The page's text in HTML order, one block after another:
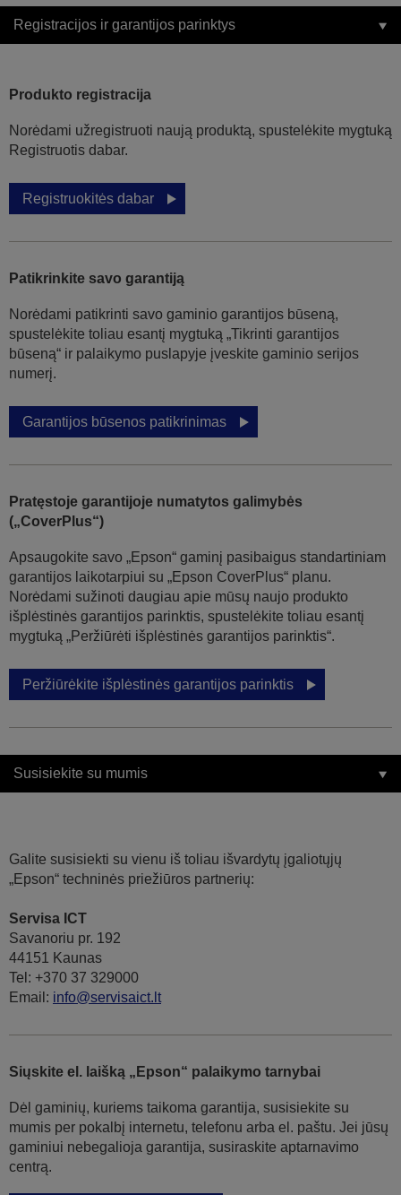
Registracijos ir garantijos parinktys
Produkto registracija
Norėdami užregistruoti naują produktą, spustelėkite mygtuką
Registruotis dabar.
Registruokitės dabar
Patikrinkite savo garantiją
Norėdami patikrinti savo gaminio garantijos būseną,
spustelėkite toliau esantį mygtuką „Tikrinti garantijos
būseną“ ir palaikymo puslapyje įveskite gaminio serijos
numerį.
Garantijos būsenos patikrinimas
Pratęstoje garantijoje numatytos galimybės
(„CoverPlus“)
Apsaugokite savo „Epson“ gaminį pasibaigus standartiniam
garantijos laikotarpiui su „Epson CoverPlus“ planu.
Norėdami sužinoti daugiau apie mūsų naujo produkto
išplėstinės garantijos parinktis, spustelėkite toliau esantį
mygtuką „Peržiūrėti išplėstinės garantijos parinktis“.
Peržiūrėkite išplėstinės garantijos parinktis
Susisiekite su mumis
Galite susisiekti su vienu iš toliau išvardytų įgaliotųjų
„Epson“ techninės priežiūros partnerių:
Servisa ICT
Savanoriu pr. 192
44151 Kaunas
Tel: +370 37 329000
Email: info@servisaict.lt
Siųskite el. laišką „Epson“ palaikymo tarnybai
Dėl gaminių, kuriems taikoma garantija, susisiekite su
mumis per pokalbį internetu, telefonu arba el. paštu. Jei jūsų
gaminiui nebegalioja garantija, susiraskite aptarnavimo
centrą.